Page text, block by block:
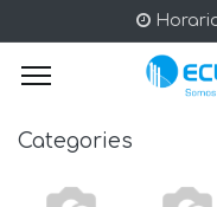
Categories